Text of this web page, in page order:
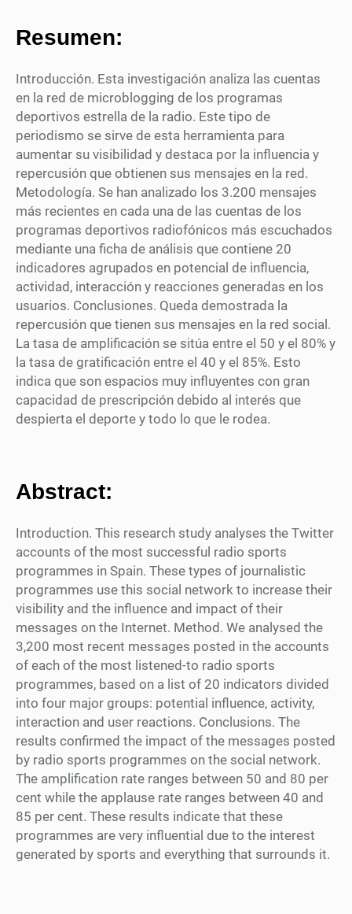
Resumen:
Introducción. Esta investigación analiza las cuentas
en la red de microblogging de los programas
deportivos estrella de la radio. Este tipo de
periodismo se sirve de esta herramienta para
aumentar su visibilidad y destaca por la influencia y
repercusión que obtienen sus mensajes en la red.
Metodología. Se han analizado los 3.200 mensajes
más recientes en cada una de las cuentas de los
programas deportivos radiofónicos más escuchados
mediante una ficha de análisis que contiene 20
indicadores agrupados en potencial de influencia,
actividad, interacción y reacciones generadas en los
usuarios. Conclusiones. Queda demostrada la
repercusión que tienen sus mensajes en la red social.
La tasa de amplificación se sitúa entre el 50 y el 80% y
la tasa de gratificación entre el 40 y el 85%. Esto
indica que son espacios muy influyentes con gran
capacidad de prescripción debido al interés que
despierta el deporte y todo lo que le rodea.
Abstract:
Introduction. This research study analyses the Twitter
accounts of the most successful radio sports
programmes in Spain. These types of journalistic
programmes use this social network to increase their
visibility and the influence and impact of their
messages on the Internet. Method. We analysed the
3,200 most recent messages posted in the accounts
of each of the most listened-to radio sports
programmes, based on a list of 20 indicators divided
into four major groups: potential influence, activity,
interaction and user reactions. Conclusions. The
results confirmed the impact of the messages posted
by radio sports programmes on the social network.
The amplification rate ranges between 50 and 80 per
cent while the applause rate ranges between 40 and
85 per cent. These results indicate that these
programmes are very influential due to the interest
generated by sports and everything that surrounds it.